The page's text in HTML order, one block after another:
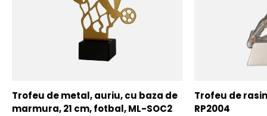
Trofeu de metal, auriu, cu baza de
marmura, 21 cm, fotbal, ML-SOC2
Trofeu de
RP2004